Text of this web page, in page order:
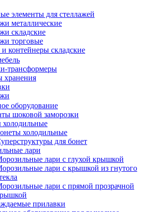
элементы для стеллажей
металлические
складские
торговые
контейнеры складские
трансформеры
хранения
оборудование
шоковой заморозки
холодильные
холодильные
для бонет
лари
лари с глухой крышкой
лари с крышкой из гнутого
лари с прямой прозрачной
прилавки